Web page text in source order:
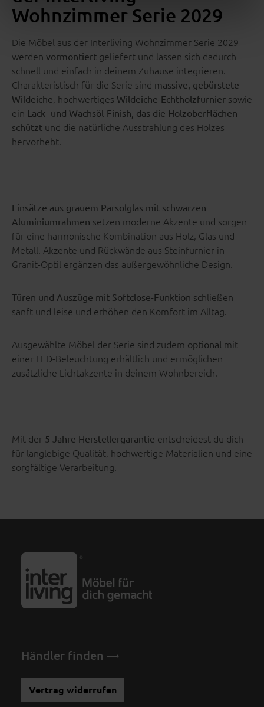
Wohnzimmer Serie 2029
Die Möbel aus der Interliving Wohnzimmer Serie 2029
werden vormontiert geliefert und lassen sich dadurch
schnell und einfach in deinem Zuhause integrieren.
Charakteristisch für die Serie sind massive, gebürstete
Wildeiche, hochwertiges Wildeiche-Echtholzfurnier sowie
ein Lack- und Wachsöl-Finish, das die Holzoberflächen
schützt und die natürliche Ausstrahlung des Holzes
hervorhebt.
Einsätze aus grauem Parsolglas mit schwarzen
Aluminiumrahmen setzen moderne Akzente und sorgen
für eine harmonische Kombination aus Holz, Glas und
Metall. Akzente und Rückwände aus Steinfurnier in
Granit-Optil ergänzen das außergewöhnliche Design.
Türen und Auszüge mit Softclose-Funktion schließen
sanft und leise und erhöhen den Komfort im Alltag.
Ausgewählte Möbel der Serie sind zudem optional mit
einer LED-Beleuchtung erhältlich und ermöglichen
zusätzliche Lichtakzente in deinem Wohnbereich.
Mit der 5 Jahre Herstellergarantie entscheidest du dich
für langlebige Qualität, hochwertige Materialien und eine
sorgfältige Verarbeitung.
Händler finden
Vertrag widerrufen